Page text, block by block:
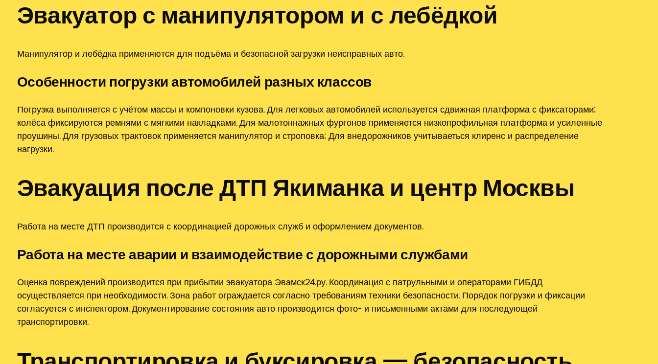
Эвакуатор с манипулятором и с лебёдкой
Манипулятор и лебёдка применяются для подъёма и безопасной загрузки неисправных авто.
Особенности погрузки автомобилей разных классов
Погрузка выполняется с учётом массы и компоновки кузова. Для легковых автомобилей используется сдвижная платформа с фиксаторами;
колёса фиксируются ремнями с мягкими накладками. Для малотоннажных фургонов применяется низкопрофильная платформа и усиленные
проушины. Для грузовых трактовок применяется манипулятор и строповка; Для внедорожников учитываеться клиренс и распределение
нагрузки.
Эвакуация после ДТП Якиманка и центр Москвы
Работа на месте ДТП производится с координацией дорожных служб и оформлением документов.
Работа на месте аварии и взаимодействие с дорожными службами
Оценка повреждений производится при прибытии эвакуатора Эвамск24.ру. Координация с патрульными и операторами ГИБДД
осуществляется при необходимости. Зона работ ограждается согласно требованиям техники безопасности. Порядок погрузки и фиксации
согласуется с инспектором. Документирование состояния авто производится фото- и письменными актами для последующей
транспортировки.